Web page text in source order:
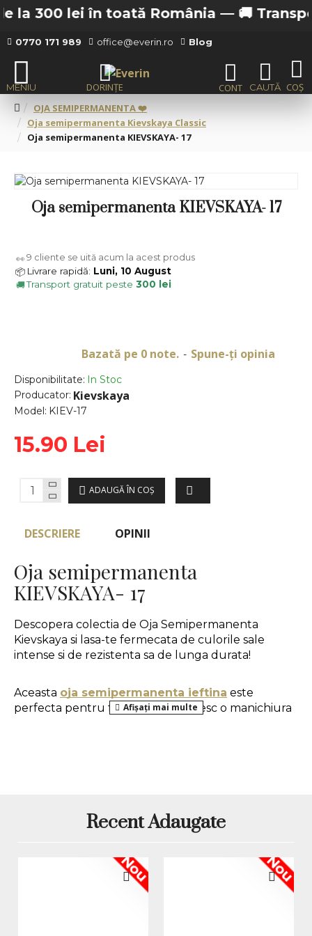
300 lei în toată România — 🚚
0770 171 989 office@everin.ro Blog
OJA SEMIPERMANENTA ❤️
Oja semipermanenta Kievskaya Classic
Oja semipermanenta KIEVSKAYA- 17
Oja semipermanenta KIEVSKAYA- 17
Disponibilitate: In Stoc
Producator: Kievskaya
Model: KIEV-17
Bazată pe 0 note. - Spune-ţi opinia
15.90 Lei
ADAUGĂ ÎN COŞ
👀 9 cliente se uită acum la acest produs
📦 Livrare rapidă: Luni, 10 August
🚚Transport gratuit peste 300 lei
DESCRIERE OPINII
Oja semipermanenta
KIEVSKAYA- 17
Descopera colectia de Oja Semipermanenta
Kievskaya si lasa-te fermecata de culorile sale
intense si de rezistenta sa de lunga durata!
Aceasta oja semipermanenta ieftina este
perfecta pentru femeile ca isi doresc o manichiura
unghiilor, se imping si se indeparteaza cuticulele,
apoi se utilizeaza o pila buffer pentru a indeparta
luciul natural al unghiei.
Recent Adaugate
Nou Nou